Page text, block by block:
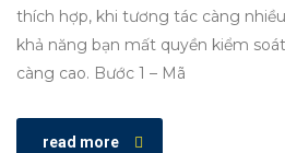
thích hợp, khi tương tác càng
khả năng bạn mất quyền kiểm
càng cao. Bước 1 – Mã
read more